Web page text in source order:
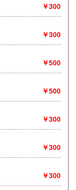
￥300
￥300
￥500
￥500
￥300
￥300
￥300